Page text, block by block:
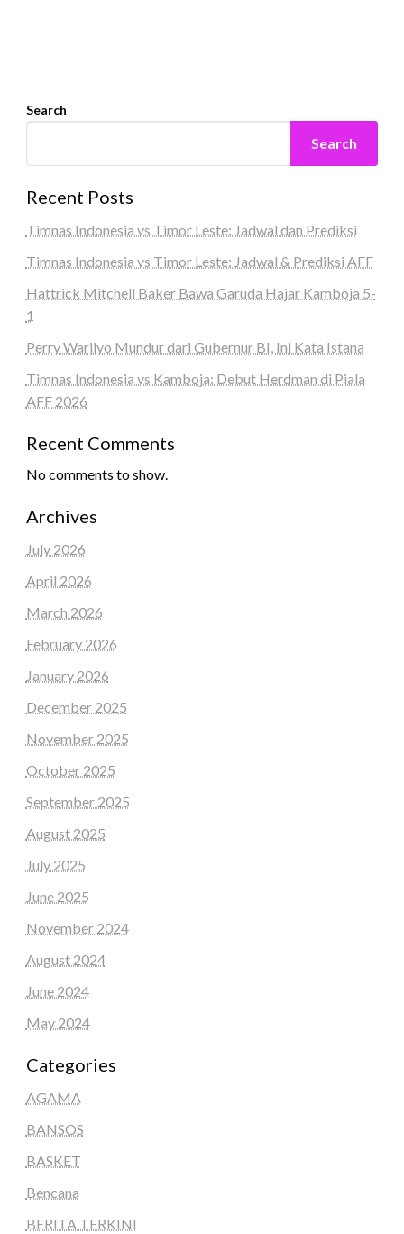
Search
Search
Recent Posts
Timnas Indonesia vs Timor Leste: Jadwal dan Prediksi
Timnas Indonesia vs Timor Leste: Jadwal & Prediksi AFF
Hattrick Mitchell Baker Bawa Garuda Hajar Kamboja 5-
1
Perry Warjiyo Mundur dari Gubernur BI, Ini Kata Istana
Timnas Indonesia vs Kamboja: Debut Herdman di Piala
AFF 2026
Recent Comments
No comments to show.
Archives
July 2026
April 2026
March 2026
February 2026
January 2026
December 2025
November 2025
October 2025
September 2025
August 2025
July 2025
June 2025
November 2024
August 2024
June 2024
May 2024
Categories
AGAMA
BANSOS
BASKET
Bencana
BERITA TERKINI